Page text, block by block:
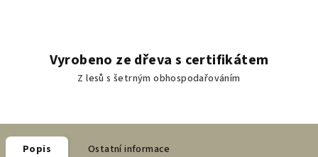
Vyrobeno ze dřeva s certifikátem
Z lesů s šetrným obhospodařováním
Popis Ostatní informace